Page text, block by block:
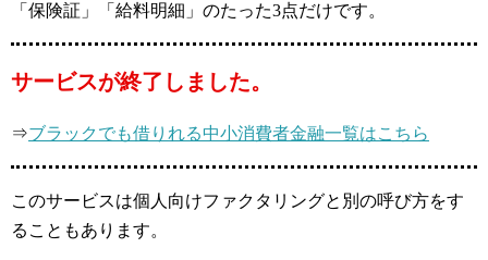
「保険証」「給料明細」のたった3点だけです。
サービスが終了しました。
⇒ブラックでも借りれる中小消費者金融一覧はこちら
このサービスは個人向けファクタリングと別の呼び方をす
ることもあります。